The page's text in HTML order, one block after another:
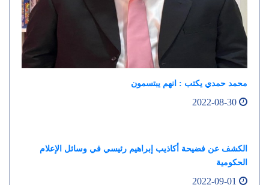
محمد حمدي يكتب : انهم يبتسمون
الكشف عن فضيحة أكاذيب إبراهيم رئيسي في وسائل الإعلام
الحكومية